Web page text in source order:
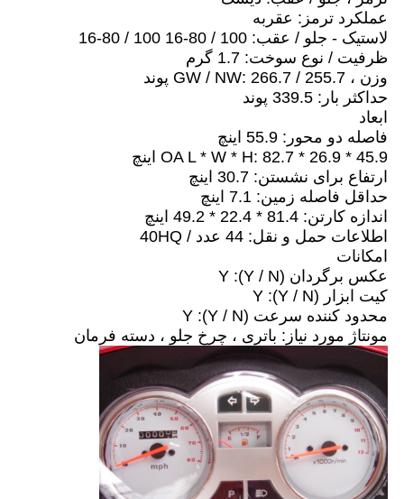
عملکرد ترمز: عقربه
لاستیک - جلو / عقب: 100 / 80-16 100 / 80-16
ظرفیت / نوع سوخت: 1.7 گرم
وزن ، GW / NW: 266.7 / 255.7 پوند
حداکثر بار: 339.5 پوند
ابعاد
فاصله دو محور: 55.9 اینچ
OA L * W * H: 82.7 * 26.9 * 45.9 اینچ
ارتفاع برای نشستن: 30.7 اینچ
حداقل فاصله زمین: 7.1 اینچ
اندازه کارتن: 81.4 * 22.4 * 49.2 اینچ
اطلاعات حمل و نقل: 44 عدد / 40HQ
امکانات
عکس برگردان (Y / N): Y
کیت ابزار (Y / N): Y
محدود کننده سرعت (Y / N): Y
مونتاژ مورد نیاز: باتری ، چرخ جلو ، دسته فرمان